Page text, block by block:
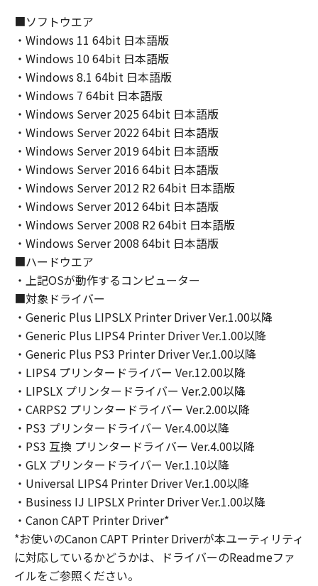
布、リースもしくは貸与その他の方法により、
第三者に「本ソフトウェア」を使用させること
はできません。
(2) お客様は、「本ソフトウェア」の全部また
は一部を修正、改変、逆コンパイル、逆アセン
ブル、その他リバースエンジニアリング等する
ことはできません。また第三者にこのような行
為をさせてはなりません。
３．著作権表示
お客様は、「本ソフトウェア」に含まれるキヤ
ノンまたはキヤノンのライセンサーの著作権表
示を変更し、除去しもしくは削除してはなりま
せん。
４．所有権
「本ソフトウェア」に係る権原および所有権
は、その内容によりキヤノンまたはキヤノンの
ライセンサーに帰属します。
５．輸出
お客様は、日本国政府または関連する外国政府
より必要な許可等を得ることなしに、「本ソフ
トウェア」の全部または一部を、直接または間
接に輸出してはなりません。
６．サポートおよびアップデート
キヤノン、キヤノンの子会社、関係会社、それ
らの販売代理店および販売店、並びにキヤノン
のライセンサーは、お客様による許諾ソフトウ
ェアの使用を支援すること、および許諾ソフト
ウェアに対してアップデート、バグの修正ある
いはサポートを行うことについて、いかなる責
■ソフトウエア
・Windows 11 64bit 日本語版
・Windows 10 64bit 日本語版
・Windows 8.1 64bit 日本語版
・Windows 7 64bit 日本語版
・Windows Server 2025 64bit 日本語版
・Windows Server 2022 64bit 日本語版
・Windows Server 2019 64bit 日本語版
・Windows Server 2016 64bit 日本語版
・Windows Server 2012 R2 64bit 日本語版
・Windows Server 2012 64bit 日本語版
・Windows Server 2008 R2 64bit 日本語版
・Windows Server 2008 64bit 日本語版
■ハードウエア
・上記OSが動作するコンピューター
■対象ドライバー
・Generic Plus LIPSLX Printer Driver Ver.1.00以降
・Generic Plus LIPS4 Printer Driver Ver.1.00以降
・Generic Plus PS3 Printer Driver Ver.1.00以降
・LIPS4 プリンタードライバー Ver.12.00以降
・LIPSLX プリンタードライバー Ver.2.00以降
・CARPS2 プリンタードライバー Ver.2.00以降
・PS3 プリンタードライバー Ver.4.00以降
・PS3 互換 プリンタードライバー Ver.4.00以降
・GLX プリンタードライバー Ver.1.10以降
・Universal LIPS4 Printer Driver Ver.1.00以降
・Business IJ LIPSLX Printer Driver Ver.1.00以降
・Canon CAPT Printer Driver*
*お使いのCanon CAPT Printer Driverが本ユーティリティ
に対応しているかどうかは、ドライバーのReadmeファ
イルをご参照ください。